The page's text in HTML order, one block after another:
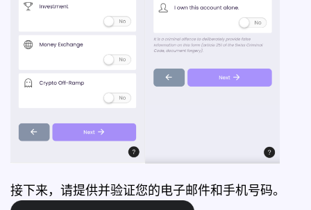
接下来，请提供并验证您的电子邮件和手机号码。